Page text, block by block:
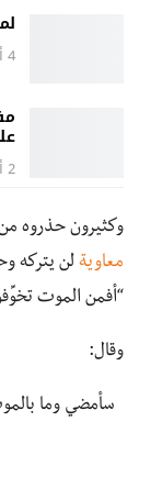
4 أغسطس 2026
2 أغسطس 2026
وكثيرون حذروه
معاوية لن يتركه
“أفمن الموت
وقال:
سأمضي وما